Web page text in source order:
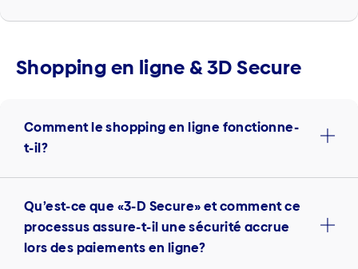
Shopping en ligne & 3D Secure
Comment le shopping en ligne fonctionne-
t-il?
Qu’est-ce que «3-D Secure» et comment ce
processus assure-t-il une sécurité accrue
lors des paiements en ligne?